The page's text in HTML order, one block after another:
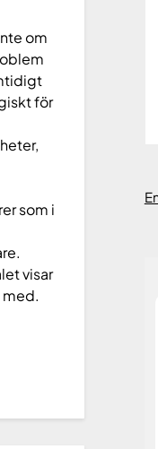
om
för
som i
visar
med.